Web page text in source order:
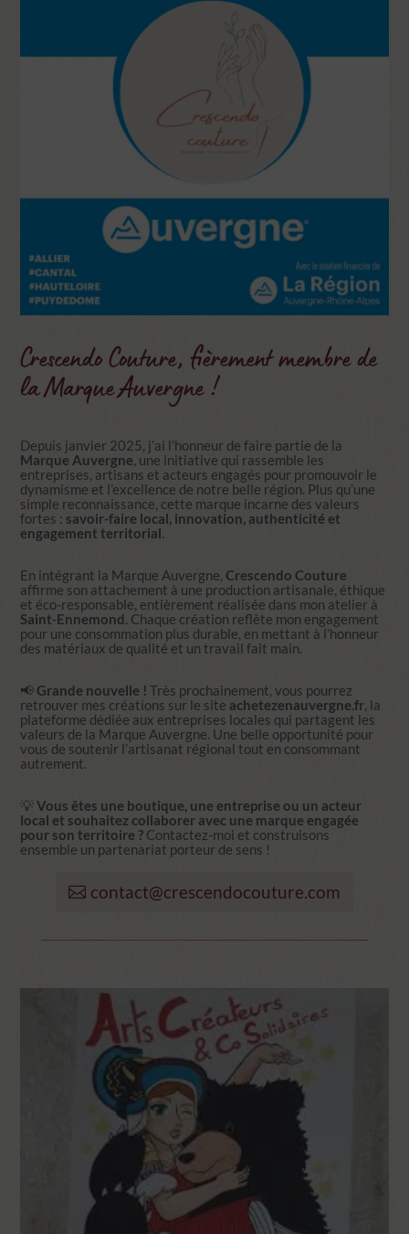
Crescendo Couture, fièrement membre de
la Marque Auvergne !
Depuis janvier 2025, j’ai l’honneur de faire partie de la
Marque Auvergne, une initiative qui rassemble les
entreprises, artisans et acteurs engagés pour promouvoir le
dynamisme et l’excellence de notre belle région. Plus qu’une
simple reconnaissance, cette marque incarne des valeurs
fortes : savoir-faire local, innovation, authenticité et
engagement territorial.
En intégrant la Marque Auvergne, Crescendo Couture
affirme son attachement à une production artisanale, éthique
et éco-responsable, entièrement réalisée dans mon atelier à
Saint-Ennemond. Chaque création reflète mon engagement
pour une consommation plus durable, en mettant à l’honneur
des matériaux de qualité et un travail fait main.
📢 Grande nouvelle ! Très prochainement, vous pourrez
retrouver mes créations sur le site achetezenauvergne.fr, la
plateforme dédiée aux entreprises locales qui partagent les
valeurs de la Marque Auvergne. Une belle opportunité pour
vous de soutenir l’artisanat régional tout en consommant
autrement.
💡Vous êtes une boutique, une entreprise ou un acteur
local et souhaitez collaborer avec une marque engagée
pour son territoire ? Contactez-moi et construisons
ensemble un partenariat porteur de sens !
contact@crescendocouture.com